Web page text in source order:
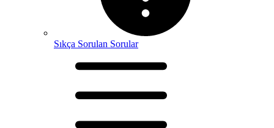
Sıkça Sorulan Sorular